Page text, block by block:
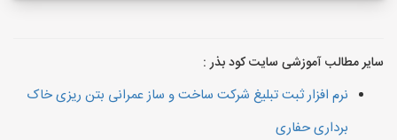
سایر مطالب آموزشی سایت کود بذر :
نرم افزار ثبت تبلیغ شرکت ساخت و ساز عمرانی بتن ریزی خاک
برداری حفاری